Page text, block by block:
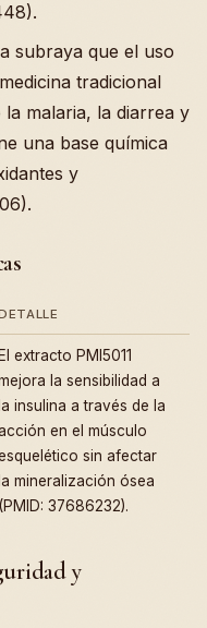
subraya que el uso
tradicional
malaria, la diarrea y
una base química
y
El extracto PMI5011
la sensibilidad a
la insulina a través de la
en el músculo
sin afectar
la mineralización ósea
(PMID: 37686232).
y